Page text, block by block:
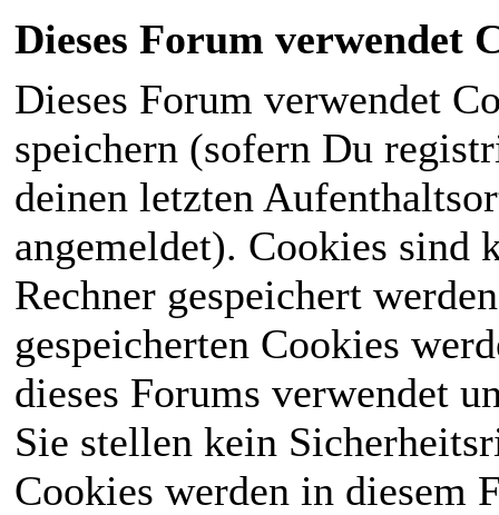
Dieses Forum verwendet
Dieses Forum verwendet
speichern (sofern Du
deinen letzten
angemeldet). Cookies sind
Rechner gespeichert
gespeicherten Cookies
dieses Forums verwendet
Sie stellen kein
Cookies werden in diesem